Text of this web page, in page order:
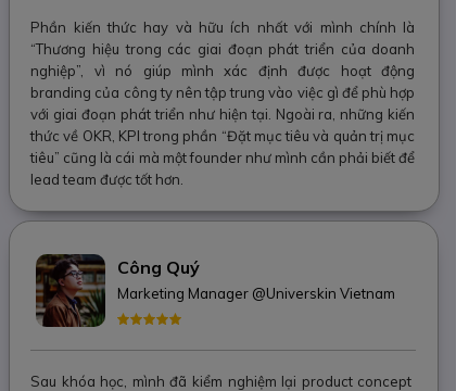
Phần kiến thức hay và hữu ích nhất với mình chính là
“Thương hiệu trong các giai đoạn phát triển của doanh
nghiệp”, vì nó giúp mình xác định được hoạt động
branding của công ty nên tập trung vào việc gì để phù hợp
với giai đoạn phát triển như hiện tại. Ngoài ra, những kiến
thức về OKR, KPI trong phần “Đặt mục tiêu và quản trị mục
tiêu” cũng là cái mà một founder như mình cần phải biết để
lead team được tốt hơn.
Sau khóa học, mình đã kiểm nghiệm lại product concept
Công Quý
Marketing Manager @Universkin Vietnam